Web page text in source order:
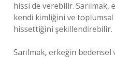
hissi de verebilir. Sarılmak,
kendi kimliğini ve
hissettiğini şekillendirebilir.
Sarılmak, erkeğin bedensel